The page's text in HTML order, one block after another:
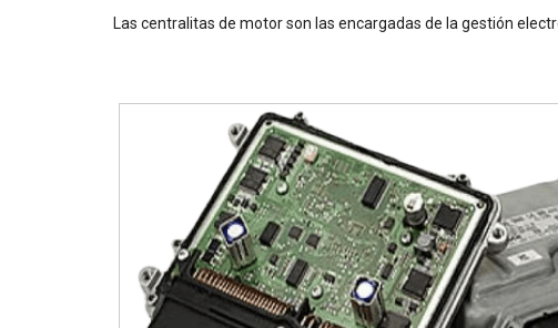
Las centralitas de motor son las encargadas de la gestión